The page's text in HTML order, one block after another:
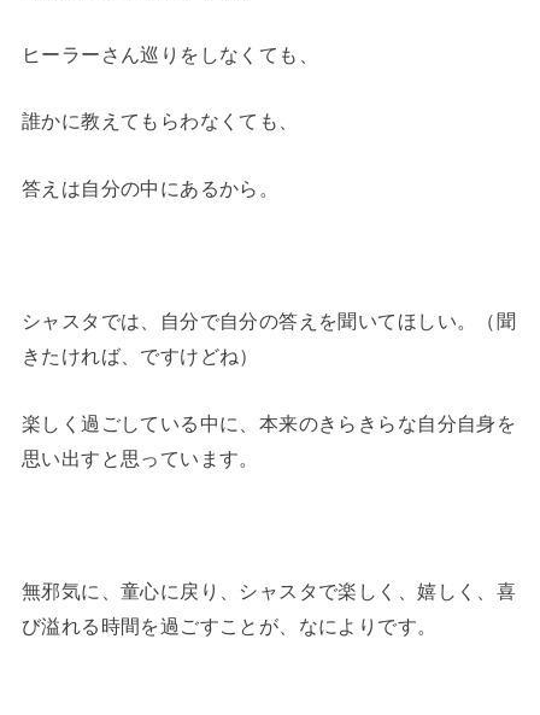
ヒーラーさん巡りをしなくても、
誰かに教えてもらわなくても、
答えは自分の中にあるから。
シャスタでは、自分で自分の答えを聞いてほしい。（聞
きたければ、ですけどね）
楽しく過ごしている中に、本来のきらきらな自分自身を
思い出すと思っています。
無邪気に、童心に戻り、シャスタで楽しく、嬉しく、喜
び溢れる時間を過ごすことが、なによりです。